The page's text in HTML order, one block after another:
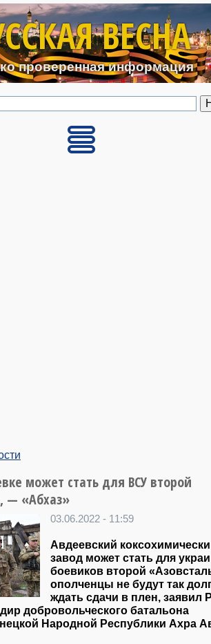
Перейти к основному
ВЕСНА
проверенная информация
может стать для ВСУ второй
— «Абхаз»
03.06.2022 - 11:59
Авдеевский
завод может стать для
боевиков второй
ополченцы не будут так
ждать сдачи в плен, заявил
добровольческого батальона
Народной Республики Ахра